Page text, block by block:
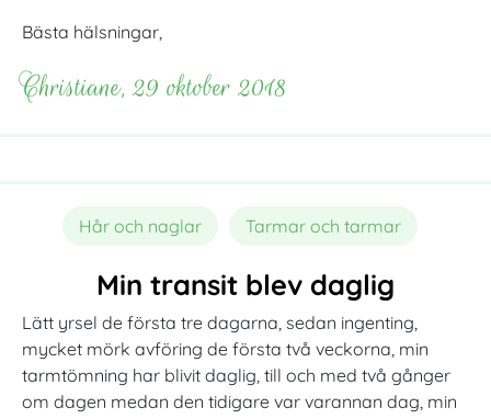
Bästa hälsningar,
Christiane, 29 oktober 2018
Hår och naglar Tarmar och tarmar
Min transit blev daglig
Lätt yrsel de första tre dagarna, sedan ingenting,
mycket mörk avföring de första två veckorna, min
tarmtömning har blivit daglig, till och med två gånger
om dagen medan den tidigare var varannan dag, min